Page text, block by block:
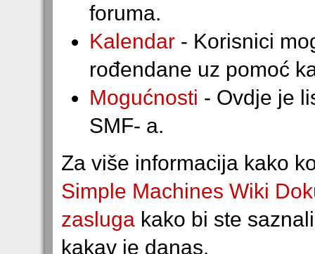
foruma.
Kalendar - Korisnici
rođendane uz pomoć
Mogućnosti - Ovdje je
SMF- a.
Za više informacija kako
Simple Machines Wiki
zasluga kako bi ste
kakav je danas.